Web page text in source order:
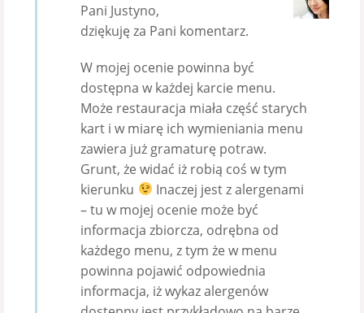
Pani Justyno,
dziękuję za Pani komentarz.
W mojej ocenie powinna być
dostępna w każdej karcie menu.
Może restauracja miała część starych
kart i w miarę ich wymieniania menu
zawiera już gramaturę potraw.
Grunt, że widać iż robią coś w tym
kierunku
Inaczej jest z alergenami
– tu w mojej ocenie może być
informacja zbiorcza, odrębna od
każdego menu, z tym że w menu
powinna pojawić odpowiednia
informacja, iż wykaz alergenów